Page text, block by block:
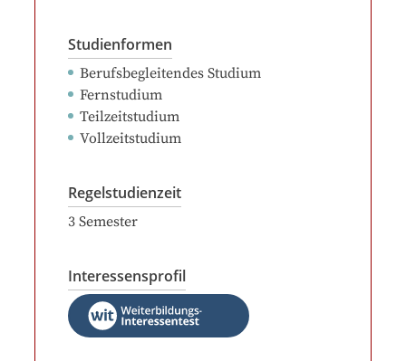
Studienformen
Berufsbegleitendes Studium
Fernstudium
Teilzeitstudium
Vollzeitstudium
Regelstudienzeit
3 Semester
Interessensprofil